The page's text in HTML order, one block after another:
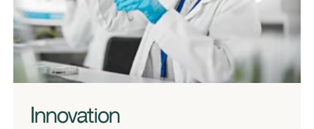
Innovation